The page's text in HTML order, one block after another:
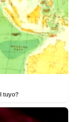
tuyo?